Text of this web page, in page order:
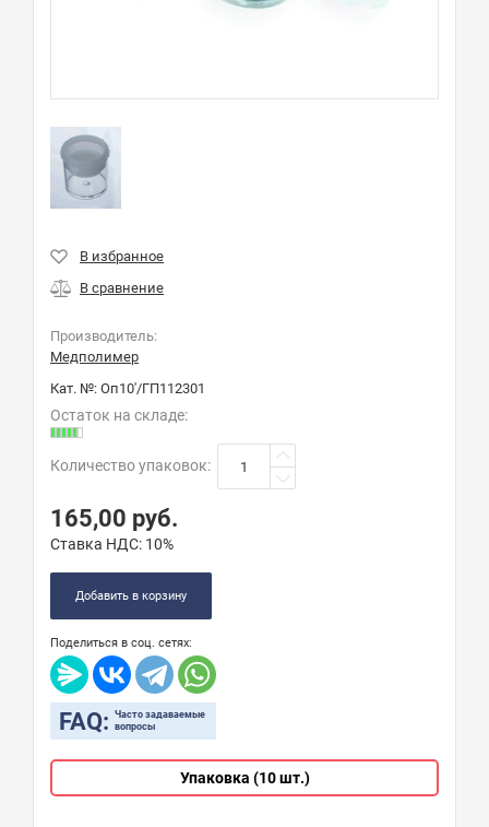
Производитель:
Медполимер
Кат. №: Оп10'/ГП112301
Остаток на складе:
Количество упаковок:
165,00 руб.
Ставка НДС: 10%
Добавить в корзину
Поделиться в соц. сетях:
FAQ: Часто задаваемые
вопросы
Упаковка (10 шт.)